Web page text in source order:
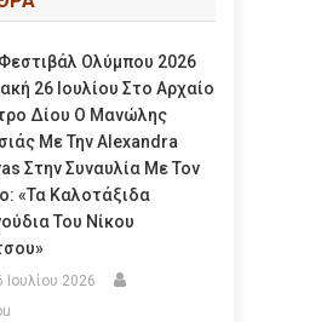
Ολύμπου 2026
26 Ιουλίου Στο Αρχαίο
Δίου Ο Μανώλης
Με Την Alexandra
Στην Συναυλία Με Τον
«τα Καλοτάξιδα
Του Νίκου
Ιουλίου 2026